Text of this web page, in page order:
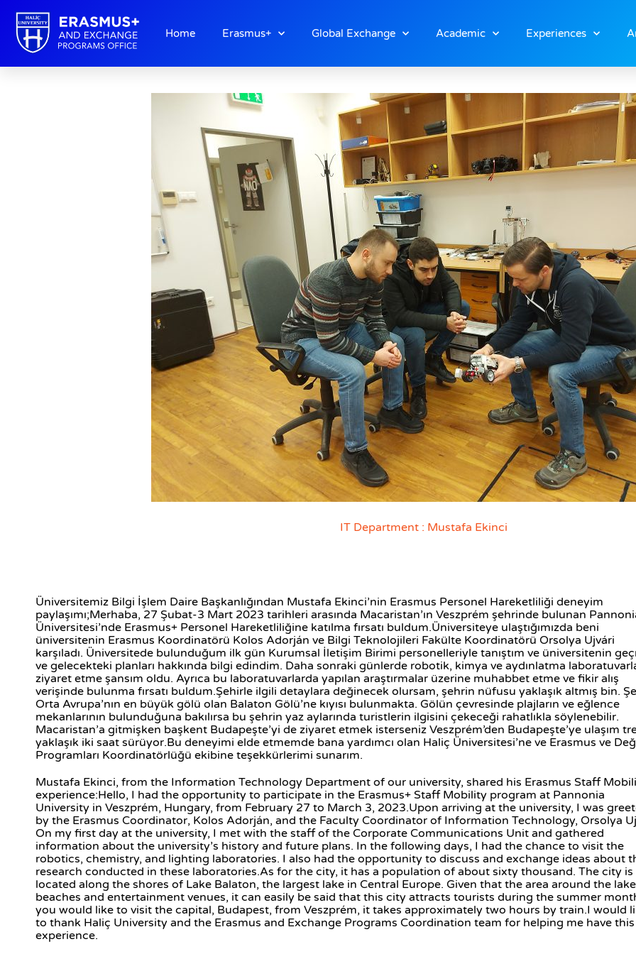
Home Erasmus+ Global Exchange Academic Experiences
IT Department : Mustafa Ekinci
Üniversitemiz Bilgi İşlem Daire Başkanlığından Mustafa Ekinci’nin Erasmus Personel Hareketliliği deneyim
paylaşımı;Merhaba, 27 Şubat-3 Mart 2023 tarihleri arasında Macaristan’ın Veszprém şehrinde bulunan
Üniversitesi’nde Erasmus+ Personel Hareketliliğine katılma fırsatı buldum.Üniversiteye ulaştığımızda beni
üniversitenin Erasmus Koordinatörü Kolos Adorján ve Bilgi Teknolojileri Fakülte Koordinatörü Orsolya Ujvári
karşıladı. Üniversitede bulunduğum ilk gün Kurumsal İletişim Birimi personelleriyle tanıştım ve üniversitenin
ve gelecekteki planları hakkında bilgi edindim. Daha sonraki günlerde robotik, kimya ve aydınlatma
ziyaret etme şansım oldu. Ayrıca bu laboratuvarlarda yapılan araştırmalar üzerine muhabbet etme ve fikir alış
verişinde bulunma fırsatı buldum.Şehirle ilgili detaylara değinecek olursam, şehrin nüfusu yaklaşık altmış bin.
Orta Avrupa’nın en büyük gölü olan Balaton Gölü’ne kıyısı bulunmakta. Gölün çevresinde plajların ve eğlence
mekanlarının bulunduğuna bakılırsa bu şehrin yaz aylarında turistlerin ilgisini çekeceği rahatlıkla söylenebilir.
Macaristan’a gitmişken başkent Budapeşte’yi de ziyaret etmek isterseniz Veszprém’den Budapeşte’ye ulaşım
yaklaşık iki saat sürüyor.Bu deneyimi elde etmemde bana yardımcı olan Haliç Üniversitesi’ne ve Erasmus ve
Programları Koordinatörlüğü ekibine teşekkürlerimi sunarım.
Mustafa Ekinci, from the Information Technology Department of our university, shared his Erasmus Staff
experience:Hello, I had the opportunity to participate in the Erasmus+ Staff Mobility program at Pannonia
University in Veszprém, Hungary, from February 27 to March 3, 2023.Upon arriving at the university, I was
by the Erasmus Coordinator, Kolos Adorján, and the Faculty Coordinator of Information Technology, Orsolya
On my first day at the university, I met with the staff of the Corporate Communications Unit and gathered
information about the university’s history and future plans. In the following days, I had the chance to visit the
robotics, chemistry, and lighting laboratories. I also had the opportunity to discuss and exchange ideas about
research conducted in these laboratories.As for the city, it has a population of about sixty thousand. The city is
located along the shores of Lake Balaton, the largest lake in Central Europe. Given that the area around the
beaches and entertainment venues, it can easily be said that this city attracts tourists during the summer
you would like to visit the capital, Budapest, from Veszprém, it takes approximately two hours by train.I would
to thank Haliç University and the Erasmus and Exchange Programs Coordination team for helping me have this
experience.